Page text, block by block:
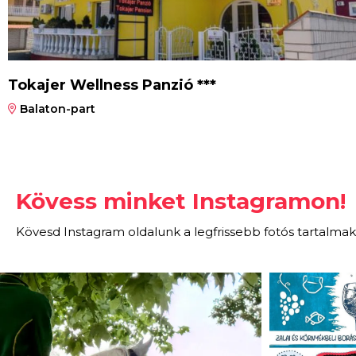
Tokajer Wellness Panzió ***
Balaton-part
Kövess minket Instagramon!
Kövesd Instagram oldalunk a legfrissebb fotós